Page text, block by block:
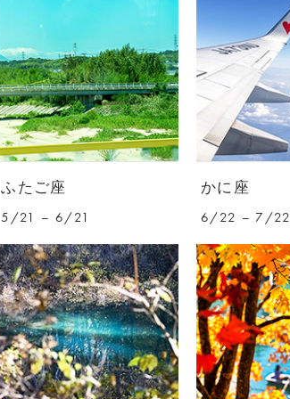
ふたご座
5/21 – 6/21
かに座
6/22 – 7/22